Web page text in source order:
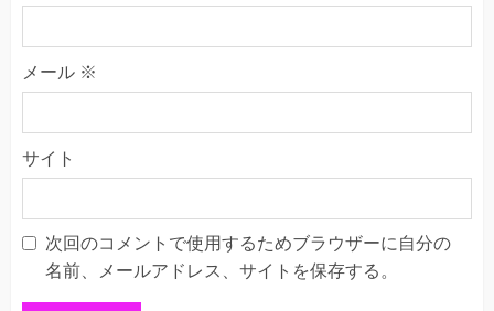
メール ※
サイト
次回のコメントで使用するためブラウザーに自分の
名前、メールアドレス、サイトを保存する。